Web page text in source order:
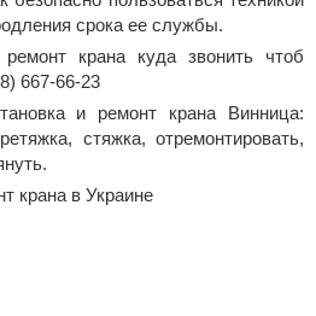
срока ее службы.
крана куда звонить чтоб
667-66-23
и ремонт крана Винница:
стяжка, отремонтировать,
крана в Украине